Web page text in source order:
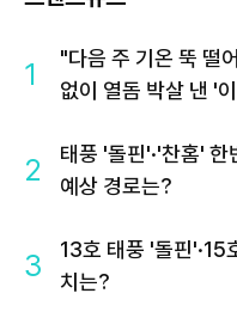
1
"다음 주 기온 뚝 떨
없이 열돔 박살 낸 '
2
태풍 '돌핀'·'찬홈'
예상 경로는?
3
13호 태풍 '돌핀'·15
치는?